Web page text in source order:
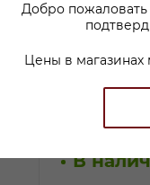
Добро пожаловать
Цены в магазинах
Аустриа
В